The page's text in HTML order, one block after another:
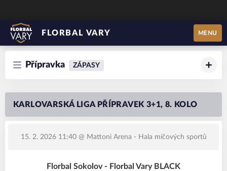
FLORBAL VARY MENU
Přípravka ZÁPASY
KARLOVARSKÁ LIGA PŘÍPRAVEK 3+1, 8. KOLO
15. 2. 2026 11:40@ Mattoni Arena - Hala míčových sportů
Florbal Sokolov - Florbal Vary BLACK